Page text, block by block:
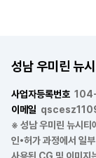
성남 우미린 뉴시
사업자등록번호
이메일
※ 성남 우미린 뉴시티
인•허가 과정에서 일